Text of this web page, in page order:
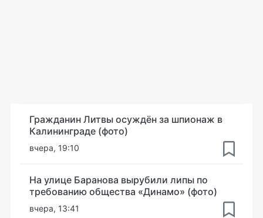
Гражданин Литвы осуждён за шпионаж в
Калининграде (фото)
вчера, 19:10
На улице Баранова вырубили липы по
требованию общества «Динамо» (фото)
вчера, 13:41